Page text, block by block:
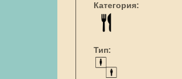
Категория:
Тип: